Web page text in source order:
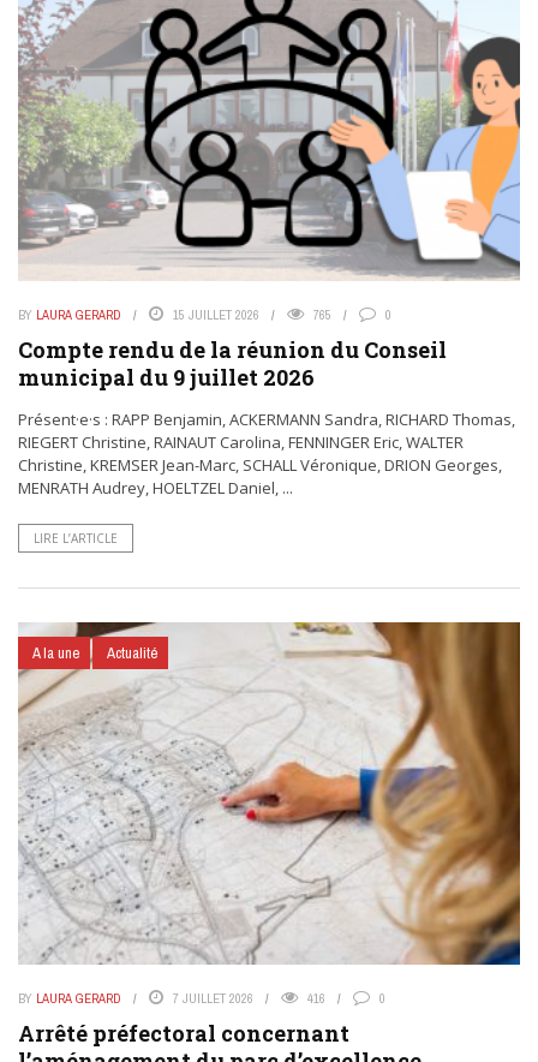
BY LAURA GERARD 15 JUILLET 2026 765 0
Compte rendu de la réunion du Conseil
municipal du 9 juillet 2026
Présent·e·s : RAPP Benjamin, ACKERMANN Sandra, RICHARD Thomas,
RIEGERT Christine, RAINAUT Carolina, FENNINGER Eric, WALTER
Christine, KREMSER Jean-Marc, SCHALL Véronique, DRION Georges,
MENRATH Audrey, HOELTZEL Daniel, ...
LIRE L’ARTICLE
A la une Actualité
BY LAURA GERARD 7 JUILLET 2026 416 0
Arrêté préfectoral concernant